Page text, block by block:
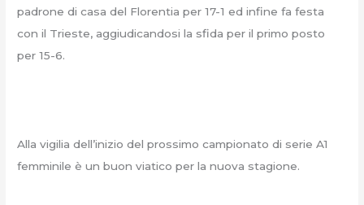
padrone di casa del Florentia per 17-1 ed infine fa festa
con il Trieste, aggiudicandosi la sfida per il primo posto
per 15-6.
Alla vigilia dell’inizio del prossimo campionato di serie A1
femminile è un buon viatico per la nuova stagione.